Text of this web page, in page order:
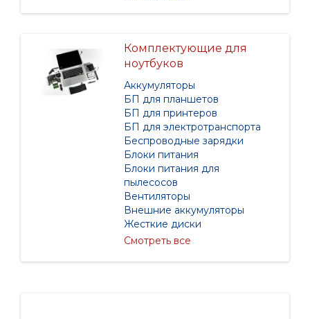
Комплектующие для
ноутбуков
Аккумуляторы
БП для планшетов
БП для принтеров
БП для электротранспорта
Беспроводные зарядки
Блоки питания
Блоки питания для
пылесосов
Вентиляторы
Внешние аккумуляторы
Жесткие диски
Смотреть все